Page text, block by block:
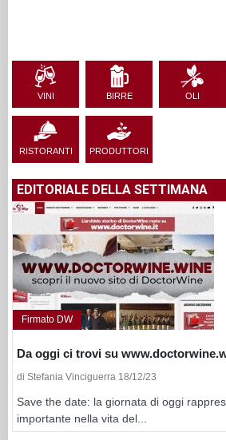
VINI BIRRE OLI
RISTORANTI PRODUTTORI
EDITORIALE DELLA SETTIMANA
Firmato DW
Da oggi ci trovi su
di Stefania Vinciguerra 18/12/23
Save the date: la giornata di oggi
importante nella vita del...